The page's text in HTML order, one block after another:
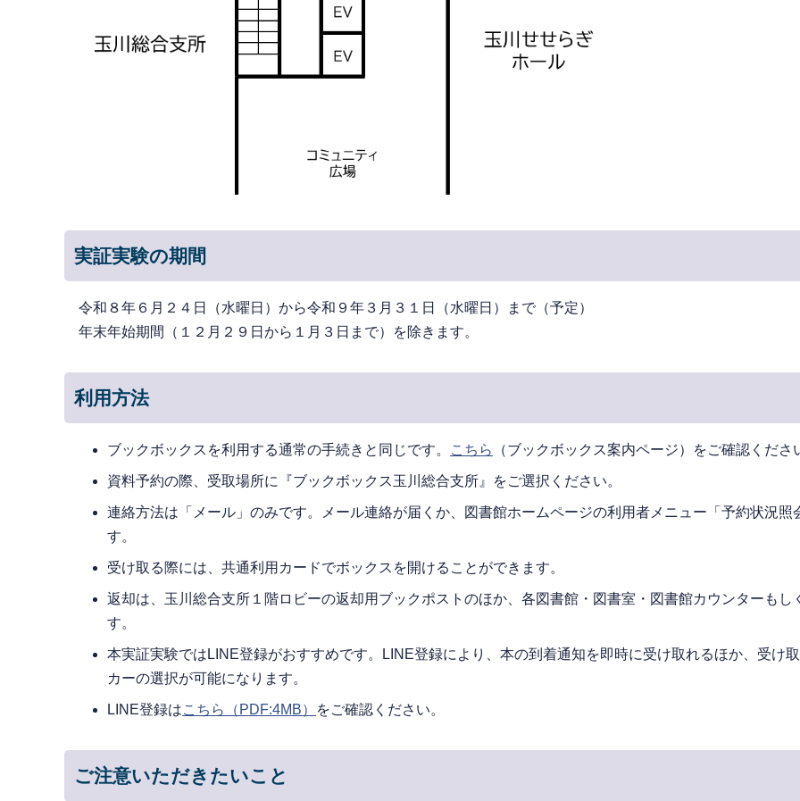
実証実験の期間
令和８年６月２４日（水曜日）から令和９年３月３１日（水曜日）まで（予定）
年末年始期間（１２月２９日から１月３日まで）を除きます。
利用方法
ブックボックスを利用する通常の手続きと同じです。 こちら （ブックボックス案内ページ）をご確認くださ
資料予約の際、受取場所に『ブックボックス玉川総合支所』をご選択ください。
連絡方法は「メール」のみです。メール連絡が届くか、図書館ホームページの利用者メニュー「予約状況
す。
受け取る際には、共通利用カードでボックスを開けることができます。
返却は、玉川総合支所１階ロビーの返却用ブックポストのほか、各図書館・図書室・図書館カウンターも
す。
本実証実験ではLINE登録がおすすめです。LINE登録により、本の到着通知を即時に受け取れるほか、受け
カーの選択が可能になります。
LINE登録はこちら （PDF:4MB） をご確認ください。
ご注意いただきたいこと